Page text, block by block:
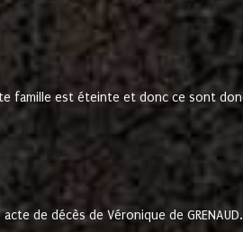
famille est éteinte et donc ce sont donc
de décès de Véronique de GRENAUD.